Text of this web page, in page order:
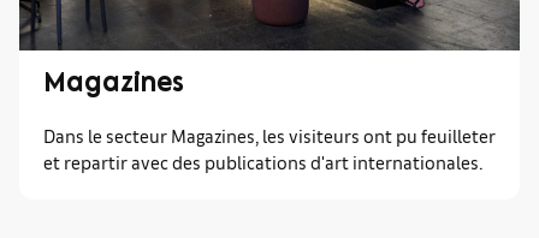
Magazines
Dans le secteur Magazines, les visiteurs ont pu feuilleter
et repartir avec des publications d'art internationales.